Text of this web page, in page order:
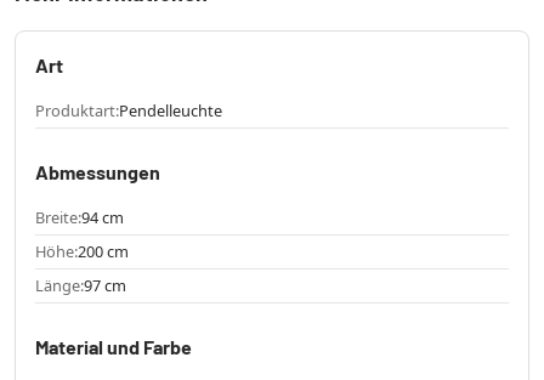
Art
Produktart:Pendelleuchte
Abmessungen
Breite:94 cm
Höhe:200 cm
Länge:97 cm
Material und Farbe